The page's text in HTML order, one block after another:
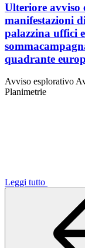
Ulteriore avviso
manifestazioni
palazzina uffici
quadrante
Avviso esplorativo
Planimetrie
Leggi tutto